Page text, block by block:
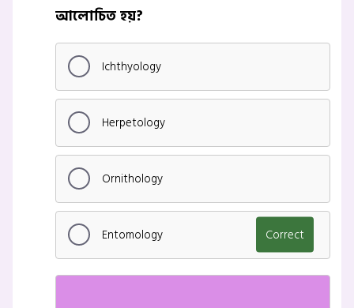
আলোচিত হয়?
Ichthyology
Herpetology
Ornithology
Entomology Correct